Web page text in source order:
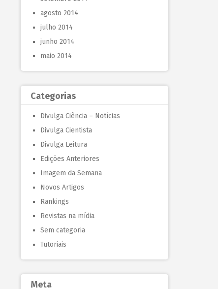
agosto 2014
julho 2014
junho 2014
maio 2014
Categorias
Divulga Ciência – Notícias
Divulga Cientista
Divulga Leitura
Edições Anteriores
Imagem da Semana
Novos Artigos
Rankings
Revistas na mídia
Sem categoria
Tutoriais
Meta